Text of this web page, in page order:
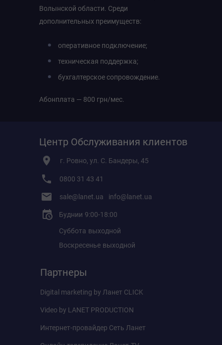
Волынской области. Среди
дополнительных преимуществ:
оперативное подключение;
техническая поддержка;
бухгалтерское сопровождение.
Абонплата — 800 грн/мес.
Центр Обслуживания клиентов
г. Ровно, ул. С. Бандеры, 45
0800 31 43 41
sale@lanet.ua info@lanet.ua
Буднии 9:00-18:00
Суббота выходной
Воскресенье выходной
Партнеры
Digital marketing by Ланет CLICK
Video by LANET PRODUCTION
Интернет-провайдер Сеть Ланет